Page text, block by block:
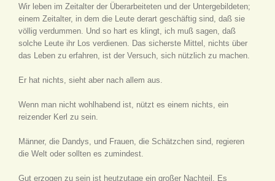
Wir leben im Zeitalter der Überarbeiteten und der Untergebildeten;
einem Zeitalter, in dem die Leute derart geschäftig sind, daß sie
völlig verdummen. Und so hart es klingt, ich muß sagen, daß
solche Leute ihr Los verdienen. Das sicherste Mittel, nichts über
das Leben zu erfahren, ist der Versuch, sich nützlich zu machen.
Er hat nichts, sieht aber nach allem aus.
Wenn man nicht wohlhabend ist, nützt es einem nichts, ein
reizender Kerl zu sein.
Männer, die Dandys, und Frauen, die Schätzchen sind, regieren
die Welt oder sollten es zumindest.
Gut erzogen zu sein ist heutzutage ein großer Nachteil. Es